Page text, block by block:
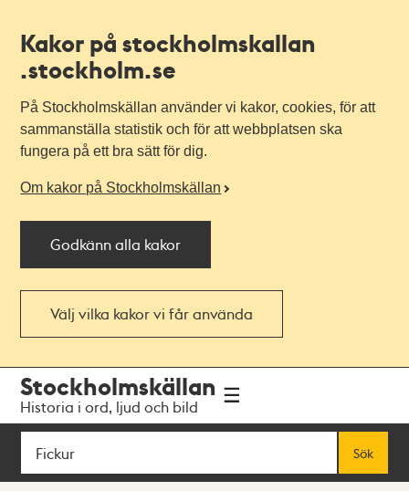
Kakor på stockholmskallan
.stockholm.se
På Stockholmskällan använder vi kakor, cookies, för att
sammanställa statistik och för att webbplatsen ska
fungera på ett bra sätt för dig.
Om kakor på Stockholmskällan
Godkänn alla kakor
Välj vilka kakor vi får använda
navigationen
huvudinnehållet
Stockholmskällan
Historia i ord, ljud och bild
Sök
Sök